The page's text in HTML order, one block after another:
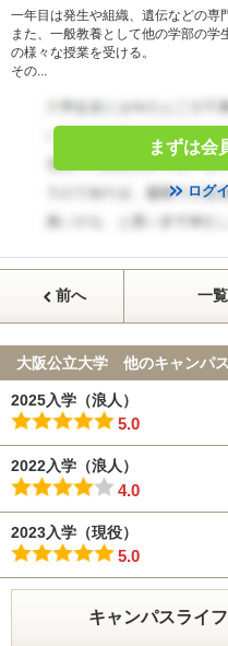
一年目は発生や組織、遺伝などの専
また、一般教養として他の学部の
の様々な授業を受ける。
その...
まずは会
ログ
前へ 一
大阪公立大学 他のキャンパ
2025入学（浪人）
5.0
2022入学（浪人）
4.0
2023入学（現役）
5.0
キャンパスライ